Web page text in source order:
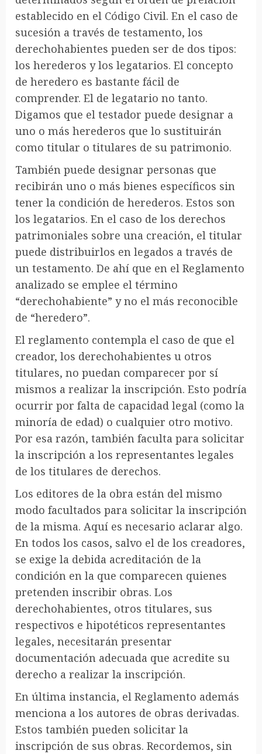
establecido en el Código Civil. En el caso de
sucesión a través de testamento, los
derechohabientes pueden ser de dos tipos:
los herederos y los legatarios. El concepto
de heredero es bastante fácil de
comprender. El de legatario no tanto.
Digamos que el testador puede designar a
uno o más herederos que lo sustituirán
como titular o titulares de su patrimonio.
También puede designar personas que
recibirán uno o más bienes específicos sin
tener la condición de herederos. Estos son
los legatarios. En el caso de los derechos
patrimoniales sobre una creación, el titular
puede distribuirlos en legados a través de
un testamento. De ahí que en el Reglamento
analizado se emplee el término
“derechohabiente” y no el más reconocible
de “heredero”.
El reglamento contempla el caso de que el
creador, los derechohabientes u otros
titulares, no puedan comparecer por sí
mismos a realizar la inscripción. Esto podría
ocurrir por falta de capacidad legal (como la
minoría de edad) o cualquier otro motivo.
Por esa razón, también faculta para solicitar
la inscripción a los representantes legales
de los titulares de derechos.
Los editores de la obra están del mismo
modo facultados para solicitar la inscripción
de la misma. Aquí es necesario aclarar algo.
En todos los casos, salvo el de los creadores,
se exige la debida acreditación de la
condición en la que comparecen quienes
pretenden inscribir obras. Los
derechohabientes, otros titulares, sus
respectivos e hipotéticos representantes
legales, necesitarán presentar
documentación adecuada que acredite su
derecho a realizar la inscripción.
En última instancia, el Reglamento además
menciona a los autores de obras derivadas.
Estos también pueden solicitar la
inscripción de sus obras. Recordemos, sin